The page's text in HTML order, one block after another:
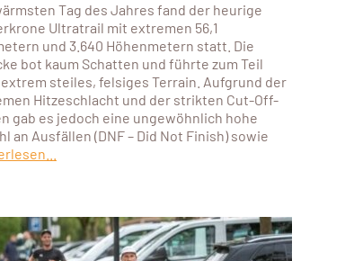
Tag des Jahres fand der heurige
Ultratrail mit extremen 56,1
und 3.640 Höhenmetern statt. Die
bot kaum Schatten und führte zum Teil
steiles, felsiges Terrain. Aufgrund der
Hitzeschlacht und der strikten Cut-Off-
gab es jedoch eine ungewöhnlich hohe
an Ausfällen (DNF – Did Not Finish) sowie